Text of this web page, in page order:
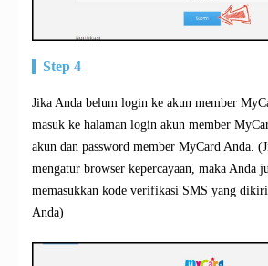
Step 4
Jika Anda belum login ke akun member
masuk ke halaman login akun member
akun dan password member MyCard Anda.
mengatur browser kepercayaan, maka Anda
memasukkan kode verifikasi SMS yang
Anda)